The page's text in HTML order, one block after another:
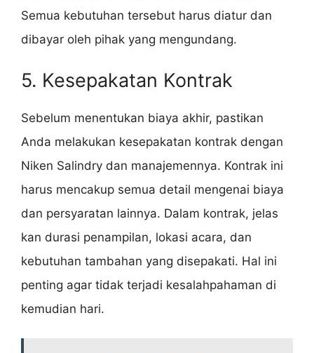
Semua kebutuhan tersebut harus diatur dan
dibayar oleh pihak yang mengundang.
5. Kesepakatan Kontrak
Sebelum menentukan biaya akhir, pastikan
Anda melakukan kesepakatan kontrak dengan
Niken Salindry dan manajemennya. Kontrak ini
harus mencakup semua detail mengenai biaya
dan persyaratan lainnya. Dalam kontrak, jelas
kan durasi penampilan, lokasi acara, dan
kebutuhan tambahan yang disepakati. Hal ini
penting agar tidak terjadi kesalahpahaman di
kemudian hari.